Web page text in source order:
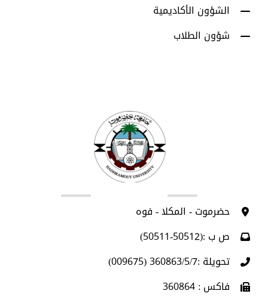
الشؤون الأكاديمية
شؤون الطلاب
حضرموت - المكلا - فوه
ص ب :(50512-50511)
تحويلة :360863/5/7 (009675)
فاكس : 360864